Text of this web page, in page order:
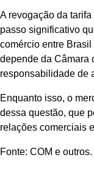
A revogação da
passo significativo
comércio entre
depende da Câmara
responsabilidade de
Enquanto isso, o
dessa questão, que
relações comerciais
Fonte: COM e outros.